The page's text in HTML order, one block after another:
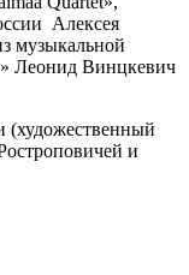
Алексея
музыкальной
Леонид Винцкевич
(художественный
и